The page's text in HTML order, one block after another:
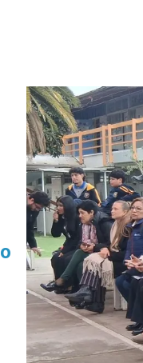
Andes
concretar
sala múltiple